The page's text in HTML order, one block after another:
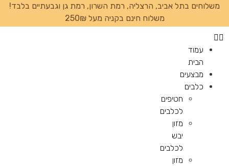
משלוחים בתל אביב, הרצליה, רמת השרון, רמת גן וגבעתיים בלבד!
משלוח חינם בקניה מעל 250₪
עמוד
הבית
מבצעים
כלבים
חטיפים
לכלבים
מזון
יבש
לכלבים
מזון